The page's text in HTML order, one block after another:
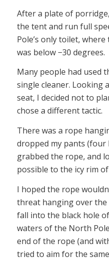
After a plate of
the tent and run full
Pole’s only toilet,
was below −30 degrees.
Many people had used
single cleaner. Looking
seat, I decided not to
chose a different tactic.
There was a rope
dropped my pants (four
grabbed the rope, and
possible to the icy rim
I hoped the rope
threat hanging over the
fall into the black hole
waters of the North
end of the rope (and
tried to aim for the